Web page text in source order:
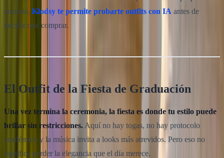
armario, Klodsy te permite probarte outfits con IA antes de
decidir qué comprar.
El Outfit de la Fiesta de Graduación
Una vez termina la ceremonia, la fiesta es donde tu estilo puede
brillar sin restricciones. Aquí no hay togas, no hay protocolo
académico y la música invita a looks más atrevidos. Pero eso no
significa perder la elegancia que el día merece.